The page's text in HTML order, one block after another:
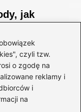
czyli tzw.
o zgodę na
reklamy i
i
na
jak
90 dni
jak dobrać